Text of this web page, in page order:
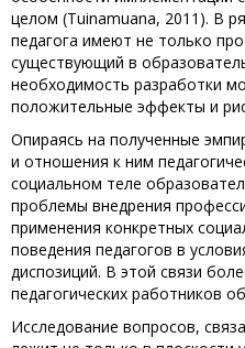
целом (Tuinamuana, 2011). В
педагога имеют не только
существующий в
необходимость разработки
положительные эффекты и
Опираясь на полученные
и отношения к ним
социальном теле
проблемы внедрения
применения конкретных
поведения педагогов в
диспозиций. В этой связи
педагогических работников
Исследование вопросов,